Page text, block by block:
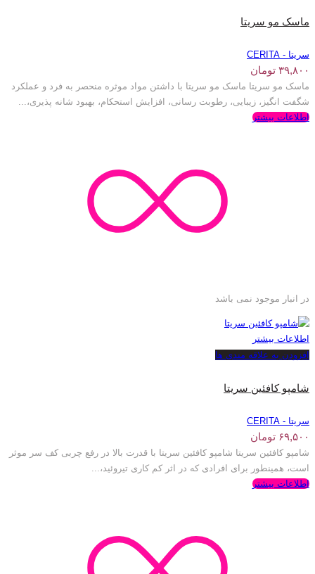
ماسک مو سریتا
سریتا - CERITA
۳۹,۸۰۰ تومان
ماسک مو سریتا ماسک مو سریتا با داشتن مواد موثره منحصر به فرد و عملکرد
شگفت انگیز، زیبایی، رطوبت رسانی، افزایش استحکام، بهبود شانه پذیری،...
اطلاعات بیشتر
در انبار موجود نمی باشد
اطلاعات بیشتر
افزودن به علاقه مندی ها
شامپو کافئین سریتا
سریتا - CERITA
۶۹,۵۰۰ تومان
شامپو کافئین سریتا شامپو کافئین سریتا با قدرت بالا در رفع چربی کف سر موثر
است، همینطور برای افرادی که در اثر کم کاری تیروئید،...
اطلاعات بیشتر